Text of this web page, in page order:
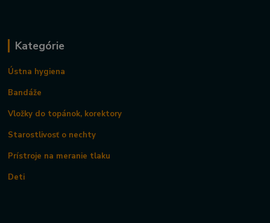
Kategórie
Ústna hygiena
Bandáže
Vložky do topánok, korektory
Starostlivosť o nechty
Prístroje na meranie tlaku
Deti